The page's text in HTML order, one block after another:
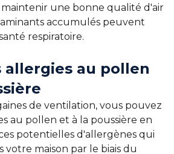
une bonne qualité d'air
accumulés peuvent
respiratoire.
allergies au pollen
de ventilation, vous pouvez
au pollen et à la poussière en
potentielles d'allergènes qui
votre maison par le biais du